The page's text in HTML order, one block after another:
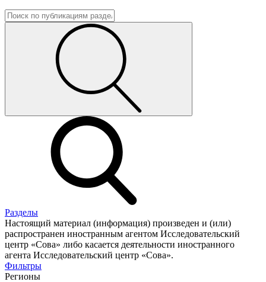
Разделы
Настоящий материал (информация) произведен и (или)
распространен иностранным агентом Исследовательский
центр «Сова» либо касается деятельности иностранного
агента Исследовательский центр «Сова».
Фильтры
Регионы